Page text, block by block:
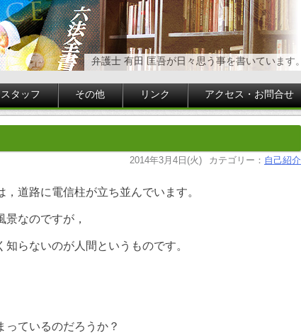
弁護士 有田 匡吾が日々思う事を書いています。
タッフ その他 リンク アクセス・お問合せ
2014年3月4日(火) カテゴリー： 自己紹介
道路に電信柱が立ち並んでいます。
なのですが，
らないのが人間というものです。
っているのだろうか？